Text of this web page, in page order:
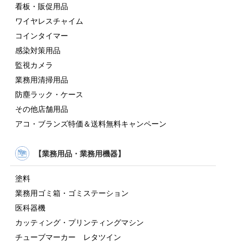
看板・販促用品
ワイヤレスチャイム
コインタイマー
感染対策用品
監視カメラ
業務用清掃用品
防塵ラック・ケース
その他店舗用品
アコ・ブランズ特価＆送料無料キャンペーン
【業務用品・業務用機器】
塗料
業務用ゴミ箱・ゴミステーション
医科器機
カッティング・プリンティングマシン
チューブマーカー レタツイン